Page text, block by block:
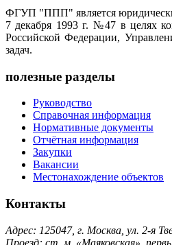
ФГУП "ППП" является
7 декабря 1993 г. №47 в целях
Российской Федерации,
задач.
полезные разделы
Руководство
Справочная информация
Нормативные документы
Отчётная информация
Закупки
Вакансии
Местонахождение объектов
Контакты
Адрес: 125047, г. Москва, ул. 2-я
Проезд: ст. м. «Маяковская»,